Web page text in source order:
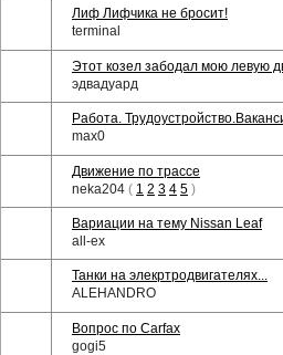
Лиф Лифчика не бросит!
terminal
Этот козел забодал мою левую
эдвадуард
Работа.
max0
Движение по трассе
neka204 ( 1 2 3 4 5 )
Вариации на тему Nissan Leaf
all-ex
Танки на элекртродвигателях...
ALEHANDRO
Вопрос по Carfax
gogi5